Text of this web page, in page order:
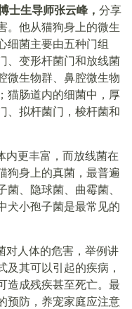
士生导师张云峰， 分享
。他从猫狗身上的微生
细菌主要由五种门组
、变形杆菌门和放线菌
微生物群、鼻腔微生物
猫肠道内的细菌中，厚
、拟杆菌门，梭杆菌和
内更丰富，而放线菌在
狗身上的真菌，最普遍
、隐球菌、曲霉菌、
犬小孢子菌是最常见的
对人体的危害，举例讲
其可以引起的疾病，
造成残疾甚至死亡。最
预防，养宠家庭应注意